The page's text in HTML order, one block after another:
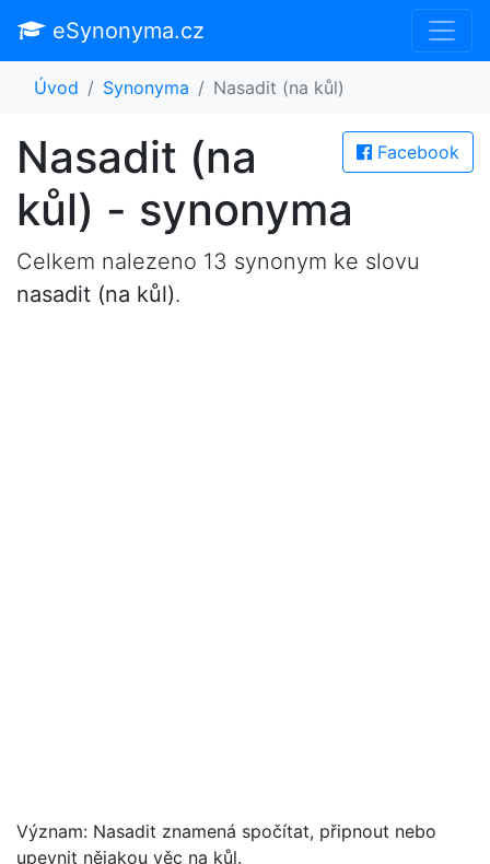
eSynonyma.cz
Úvod Synonyma Nasadit (na kůl)
Facebook
Nasadit (na
kůl) - synonyma
Celkem nalezeno 13 synonym ke slovu
nasadit (na kůl).
Význam: Nasadit znamená spočítat, připnout nebo
upevnit nějakou věc na kůl.